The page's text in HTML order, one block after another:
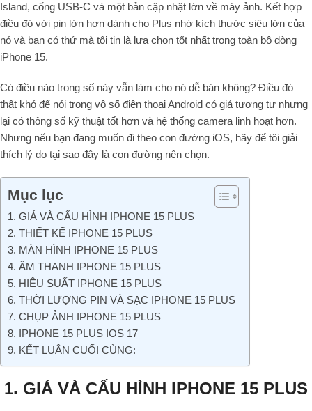
Island, cổng USB-C và một bản cập nhật lớn về máy ảnh. Kết hợp
điều đó với pin lớn hơn dành cho Plus nhờ kích thước siêu lớn của
nó và bạn có thứ mà tôi tin là lựa chọn tốt nhất trong toàn bộ dòng
iPhone 15.
Có điều nào trong số này vẫn làm cho nó dễ bán không? Điều đó
thật khó để nói trong vô số điện thoại Android có giá tương tự nhưng
lại có thông số kỹ thuật tốt hơn và hệ thống camera linh hoạt hơn.
Nhưng nếu bạn đang muốn đi theo con đường iOS, hãy để tôi giải
thích lý do tại sao đây là con đường nên chọn.
Mục lục
1. GIÁ VÀ CẤU HÌNH IPHONE 15 PLUS
2. THIẾT KẾ IPHONE 15 PLUS
3. MÀN HÌNH IPHONE 15 PLUS
4. ÂM THANH IPHONE 15 PLUS
5. HIỆU SUẤT IPHONE 15 PLUS
6. THỜI LƯỢNG PIN VÀ SẠC IPHONE 15 PLUS
7. CHỤP ẢNH IPHONE 15 PLUS
8. IPHONE 15 PLUS IOS 17
9. KẾT LUẬN CUỐI CÙNG:
1. GIÁ VÀ CẤU HÌNH IPHONE 15 PLUS